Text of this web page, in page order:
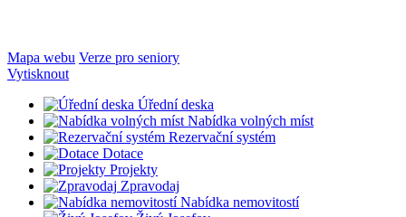
Mapa webu Verze pro seniory
Vytisknout
Úřední deska
Nabídka volných míst
Rezervační systém
Dotace
Projekty
Zpravodaj
Nabídka nemovitostí